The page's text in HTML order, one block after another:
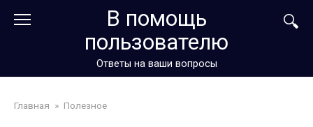
В помощь
пользователю
Ответы на ваши вопросы
Главная » Полезное